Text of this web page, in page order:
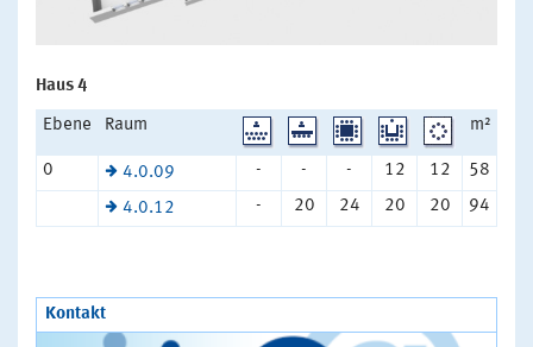
Haus 4
Ebene Raum m²
0 4.0.09 - - - 12 12 58
4.0.12 - 20 24 20 20 94
Kontakt